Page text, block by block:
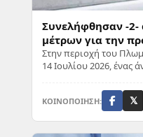
Συνελήφθησαν -2-
μέτρων για την
Στην περιοχή του
14 Ιουλίου 2026, ένας
ΚΟΙΝΟΠΟΙΗΣΗ: 𝕏